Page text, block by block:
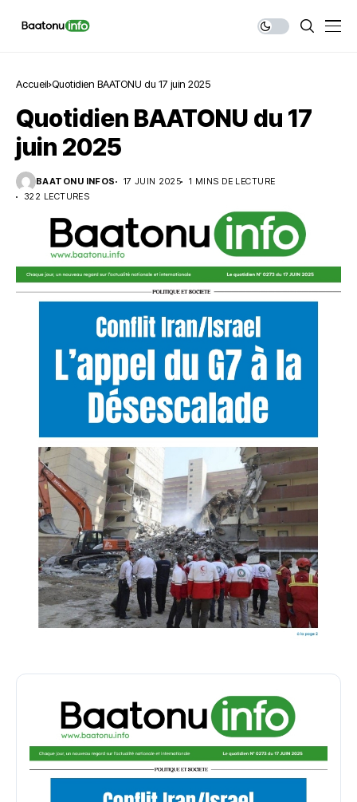
Accueil Quotidien BAATONU du 17 juin 2025
Quotidien BAATONU du 17
juin 2025
BAATONU INFOS 17 JUIN 2025
1 MINS DE LECTURE
322 LECTURES